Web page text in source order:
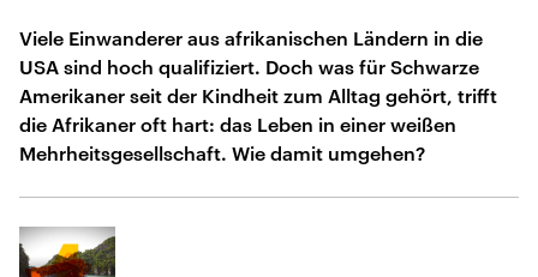
Viele Einwanderer aus afrikanischen Ländern in die
USA sind hoch qualifiziert. Doch was für Schwarze
Amerikaner seit der Kindheit zum Alltag gehört, trifft
die Afrikaner oft hart: das Leben in einer weißen
Mehrheitsgesellschaft. Wie damit umgehen?